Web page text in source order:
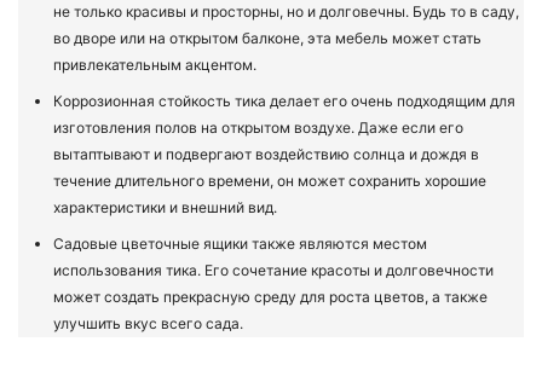
не только красивы и просторны, но и долговечны. Будь то в саду,
во дворе или на открытом балконе, эта мебель может стать
привлекательным акцентом.
Коррозионная стойкость тика делает его очень подходящим для
изготовления полов на открытом воздухе. Даже если его
вытаптывают и подвергают воздействию солнца и дождя в
течение длительного времени, он может сохранить хорошие
характеристики и внешний вид.
Садовые цветочные ящики также являются местом
использования тика. Его сочетание красоты и долговечности
может создать прекрасную среду для роста цветов, а также
улучшить вкус всего сада.